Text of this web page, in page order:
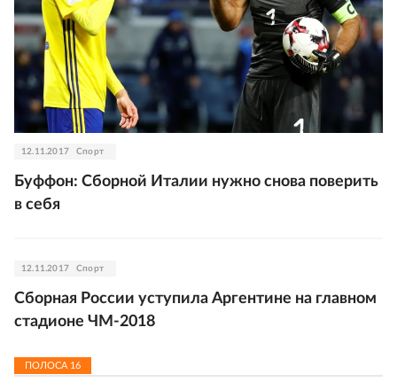
12.11.2017 Спорт
Буффон: Сборной Италии нужно снова поверить
в себя
12.11.2017 Спорт
Сборная России уступила Аргентине на главном
стадионе ЧМ-2018
ПОЛОСА 16